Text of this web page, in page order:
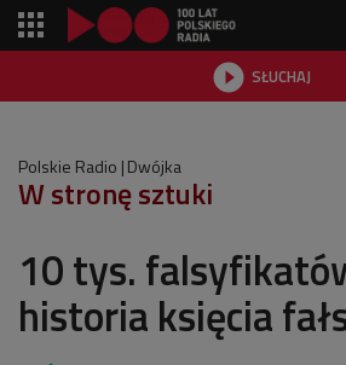
 SŁUCHAJ
Polskie Radio Dwójka
W stronę sztuki
10 tys.
historia księcia